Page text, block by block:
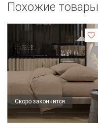
Похожие товары
Скоро закончится